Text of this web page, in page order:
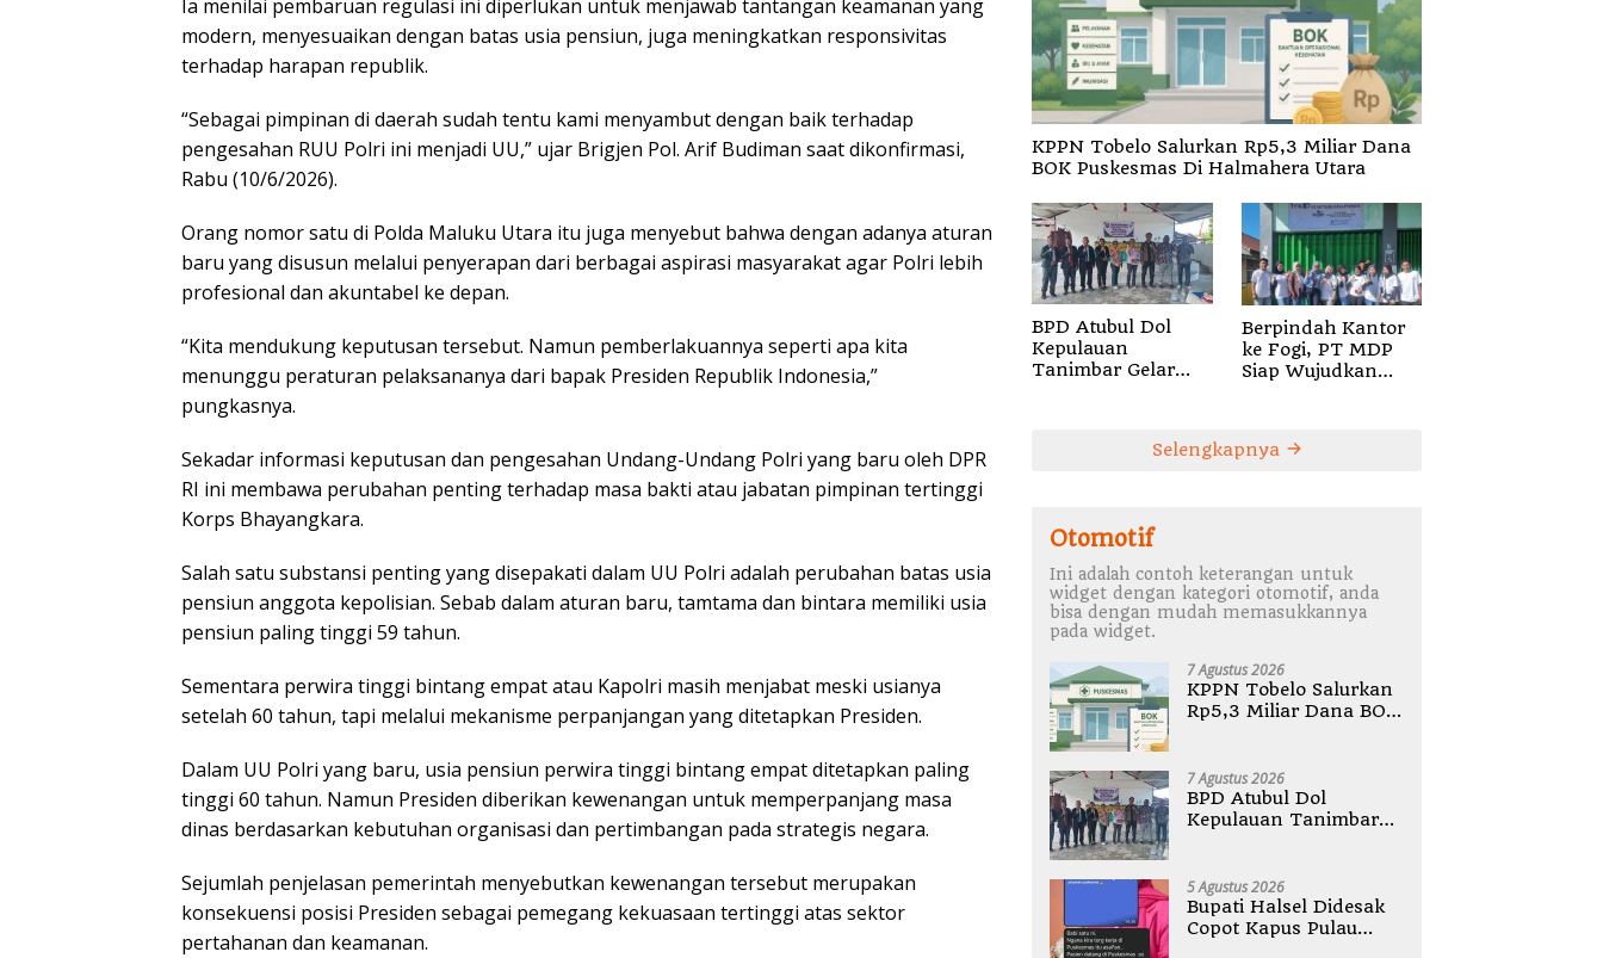
Ia menilai pembaruan regulasi ini diperlukan untuk menjawab tantangan keamanan yang
modern, menyesuaikan dengan batas usia pensiun, juga meningkatkan responsivitas
terhadap harapan republik.
“Sebagai pimpinan di daerah sudah tentu kami menyambut dengan baik terhadap
pengesahan RUU Polri ini menjadi UU,” ujar Brigjen Pol. Arif Budiman saat dikonfirmasi,
Rabu (10/6/2026).
Orang nomor satu di Polda Maluku Utara itu juga menyebut bahwa dengan adanya aturan
baru yang disusun melalui penyerapan dari berbagai aspirasi masyarakat agar Polri lebih
profesional dan akuntabel ke depan.
“Kita mendukung keputusan tersebut. Namun pemberlakuannya seperti apa kita
menunggu peraturan pelaksananya dari bapak Presiden Republik Indonesia,”
pungkasnya.
Sekadar informasi keputusan dan pengesahan Undang-Undang Polri yang baru oleh DPR
RI ini membawa perubahan penting terhadap masa bakti atau jabatan pimpinan tertinggi
Korps Bhayangkara.
Salah satu substansi penting yang disepakati dalam UU Polri adalah perubahan batas usia
pensiun anggota kepolisian. Sebab dalam aturan baru, tamtama dan bintara memiliki usia
pensiun paling tinggi 59 tahun.
Sementara perwira tinggi bintang empat atau Kapolri masih menjabat meski usianya
setelah 60 tahun, tapi melalui mekanisme perpanjangan yang ditetapkan Presiden.
Dalam UU Polri yang baru, usia pensiun perwira tinggi bintang empat ditetapkan paling
tinggi 60 tahun. Namun Presiden diberikan kewenangan untuk memperpanjang masa
dinas berdasarkan kebutuhan organisasi dan pertimbangan pada strategis negara.
Sejumlah penjelasan pemerintah menyebutkan kewenangan tersebut merupakan
konsekuensi posisi Presiden sebagai pemegang kekuasaan tertinggi atas sektor
pertahanan dan keamanan.
KPPN Tobelo Salurkan Rp5,3 Miliar Dana
BOK Puskesmas Di Halmahera Utara
BPD Atubul Dol
Kepulauan
Tanimbar Gelar
Berpindah Kantor
ke Fogi, PT MDP
Siap Wujudkan
Selengkapnya
Otomotif
Ini adalah contoh keterangan untuk
widget dengan kategori otomotif, anda
bisa dengan mudah memasukkannya
pada widget.
7 Agustus 2026
KPPN Tobelo Salurkan
Rp5,3 Miliar Dana BOK
7 Agustus 2026
BPD Atubul Dol
Kepulauan Tanimbar
5 Agustus 2026
Bupati Halsel Didesak
Copot Kapus Pulau